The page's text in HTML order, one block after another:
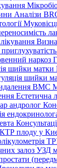
Аналізи
наркоз
шийки матки
шийки
ВМС
Естетична
андролог
КТР плоду у
залоз УЗД